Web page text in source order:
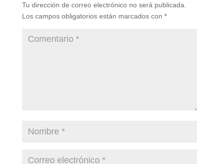
Tu dirección de correo electrónico no será publicada.
Los campos obligatorios están marcados con *